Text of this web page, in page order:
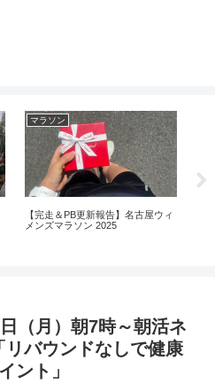
マラソン
【完走＆PB更新報告】名古屋ウィ
メンズマラソン 2025
（月）朝7時～朝活ネ
リバウンドなしで健康
ント」